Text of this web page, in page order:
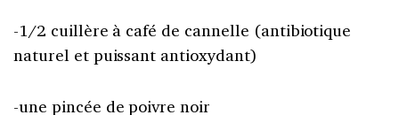
-1/2 cuillère à café de cannelle (antibiotique
naturel et puissant antioxydant)
-une pincée de poivre noir